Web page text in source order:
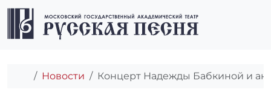
Перейти к содержимому
Перейти к футеру
Главная
Новости Концерт Надежды Бабкиной и